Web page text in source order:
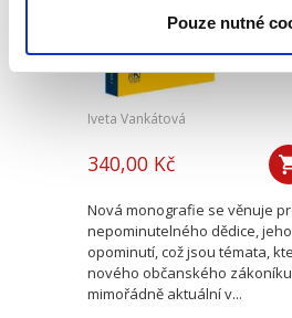
Pouze nutné
Iveta Vankátová
340,00 Kč
Nová monografie se věnuje
nepominutelného dědice,
opominutí, což jsou témata,
nového občanského
mimořádně aktuální v...